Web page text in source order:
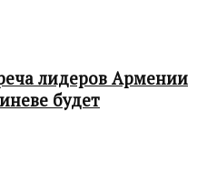
лидеров Армении
будет